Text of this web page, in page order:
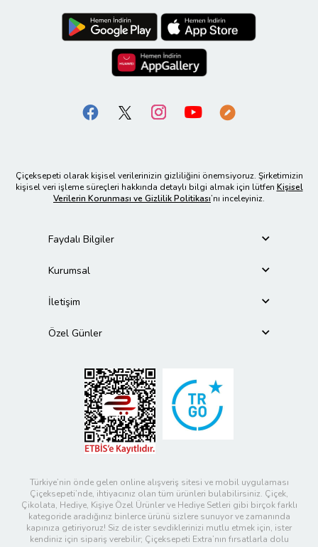
Çiçeksepeti olarak kişisel verilerinizin gizliliğini önemsiyoruz. Şirketimizin
kişisel veri işleme süreçleri hakkında detaylı bilgi almak için lütfen Kişisel
Verilerin Korunması ve Gizlilik Politikası’nı inceleyiniz.
Faydalı Bilgiler
Kurumsal
İletişim
Özel Günler
Türkiye’nin önde gelen online alışveriş sitesi ve mobil uygulaması
Çiçeksepeti’nde, ihtiyacınız olan tüm ürünleri bulabilirsiniz. Çiçek,
Çikolata, Hediye, Kişiye Özel Ürünler ve Hediye Setleri gibi birçok farklı
kategoride aradığınız binlerce ürünü sizlere sunuyor ve zamanında
kapınıza getiriyoruz! Siz de ister sevdiklerinizi mutlu etmek için, ister
kendiniz için sipariş verebilir; Çiçeksepeti Extra’nın fırsatlarla dolu